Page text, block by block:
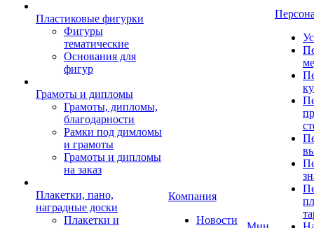
Пластиковые фигурки
Фигуры
тематические
Основания для
фигур
Грамоты и дипломы
Грамоты, дипломы,
благодарности
Рамки под димломы
и грамоты
Грамоты и дипломы
на заказ
Плакетки, пано,
наградные доски
Плакетки и
Компания
Новости